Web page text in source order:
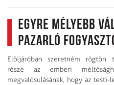
Egyre mélyebb
pazarló
Elöljáróban szeretném rögtön
része az emberi
megvalósulásának, hogy az testi-